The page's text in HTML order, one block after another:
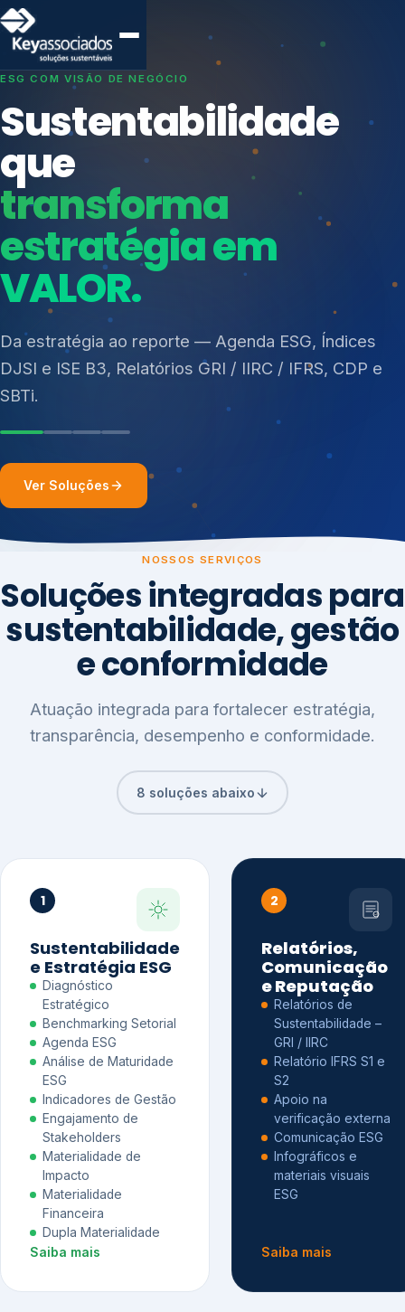
SISTEMAS DE GESTÃO OTIMIZADOS E INTEGRADOS
Conformidade que
protege seu
negócio.
Consultoria, auditoria e treinamentos em ISO 27001,
ISO 27701, ISO 42001, ISO 37001, ISO 9001, ISO
14001, ISO 45001, ONA e PNQ — Gestão de
resíduos sólidos (PGRS/PMGRS).
Índices de Mercado
Mudanças Climáticas
Reputação e Cadeia
Reporte Regulatório
Ver Soluções
NOSSOS SERVIÇOS
Soluções integradas para
sustentabilidade, gestão
e conformidade
Atuação integrada para fortalecer estratégia,
transparência, desempenho e conformidade.
8 soluções abaixo
1
Sustentabilidade
e Estratégia ESG
Diagnóstico
Estratégico
Benchmarking Setorial
Agenda ESG
Análise de Maturidade
ESG
Indicadores de Gestão
Engajamento de
Stakeholders
Materialidade de
Impacto
Materialidade
Financeira
Dupla Materialidade
Saiba mais
2
Relatórios,
Comunicação
e Reputação
Relatórios de
Sustentabilidade –
GRI / IIRC
Relatório IFRS S1 e
S2
Apoio na
verificação externa
Comunicação ESG
Infográficos e
materiais visuais
ESG
Saiba mais